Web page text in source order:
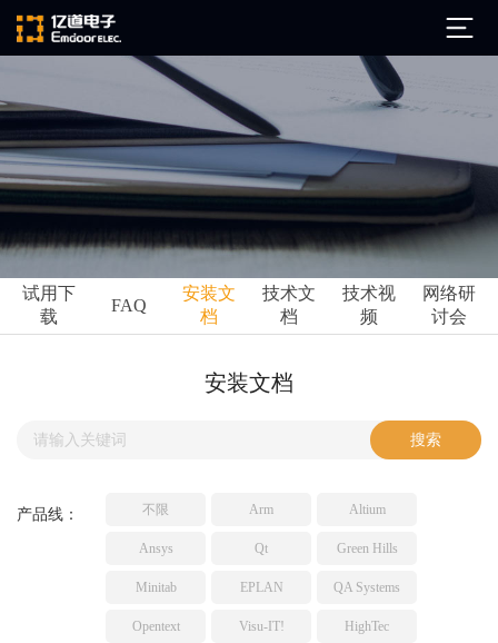
公司简介
发展历程
企业文化
ARM
Ansys
Perforce
TESSY
亿道动态
市场活动
技术文档
网络研讨会
试用下
载
FAQ
安装文
档
技术文
档
技术视
频
网络研
讨会
安装文档
产品线： 不限 Arm Altium
Ansys Qt Green Hills
Minitab EPLAN QA Systems
Opentext Visu-IT! HighTec